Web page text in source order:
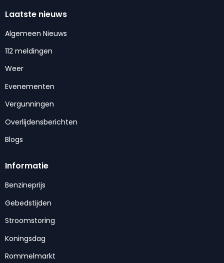
Laatste nieuws
Algemeen Nieuws
112 meldingen
Weer
Evenementen
Vergunningen
Overlijdensberichten
Blogs
Informatie
Benzineprijs
Gebedstijden
Stroomstoring
Koningsdag
Rommelmarkt